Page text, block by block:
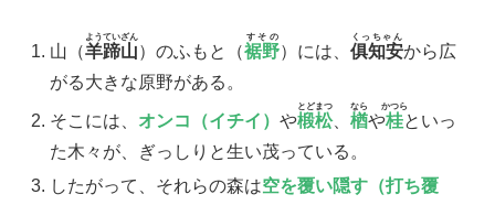
​山（羊蹄山
ようていざん
）のふもと（裾野
すその
）には、俱知安
くっちゃん
から広
がる大きな原野がある。
​そこには、 オンコ（イチイ）や椴松
とどまつ
、楢
なら
や桂
かつら
といっ
た木々が、ぎっしりと生い茂っている。
​したがって、それらの森は空を覆い隠す（打ち覆